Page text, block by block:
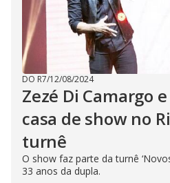
DO R7/12/08/2024
Zezé Di Camargo
casa de show no
turnê
O show faz parte da turnê
33 anos da dupla.